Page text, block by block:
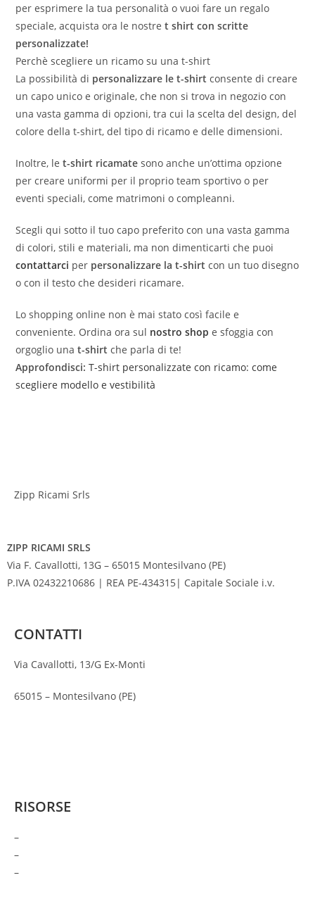
per esprimere la tua personalità o vuoi fare un regalo
speciale, acquista ora le nostret shirt con scritte
personalizzate!
Perchè scegliere un ricamo su una t-shirt
La possibilità di personalizzare le t-shirt consente di creare
un capo unico e originale, che non si trova in negozio con
una vasta gamma di opzioni, tra cui la scelta del design, del
colore della t-shirt, del tipo di ricamo e delle dimensioni.
Inoltre, let-shirt ricamate sono anche un’ottima opzione
per creare uniformi per il proprio team sportivo o per
eventi speciali, come matrimoni o compleanni.
Scegli qui sotto il tuo capo preferito con una vasta gamma
di colori, stili e materiali, ma non dimenticarti che puoi
contattarci per personalizzare la t-shirt con un tuo disegno
o con il testo che desideri ricamare.
Lo shopping online non è mai stato così facile e
conveniente. Ordina ora sul nostro shop e sfoggia con
orgoglio una t-shirt che parla di te!
Approfondisci: T-shirt personalizzate con ricamo: come
scegliere modello e vestibilità
Zipp Ricami Srls
ZIPP RICAMI SRLS
Via F. Cavallotti, 13G – 65015 Montesilvano (PE)
P.IVA 02432210686 | REA PE-434315| Capitale Sociale i.v.
CONTATTI
Via Cavallotti, 13/G Ex-Monti
65015 – Montesilvano (PE)
RISORSE
–
–
–